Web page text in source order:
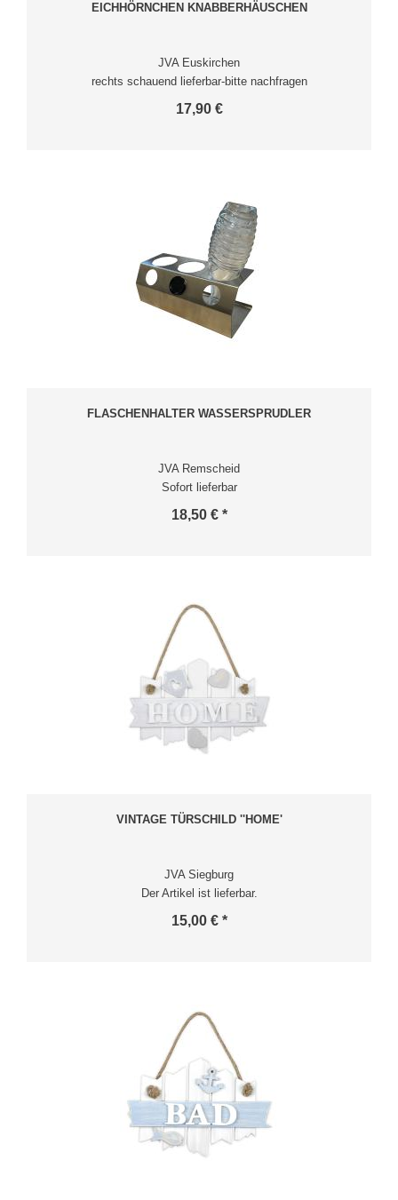
EICHHÖRNCHEN KNABBERHÄUSCHEN
JVA Euskirchen
rechts schauend lieferbar-bitte nachfragen
17,90 €
FLASCHENHALTER WASSERSPRUDLER
JVA Remscheid
Sofort lieferbar
18,50 € *
VINTAGE TÜRSCHILD ''HOME'
JVA Siegburg
Der Artikel ist lieferbar.
15,00 € *